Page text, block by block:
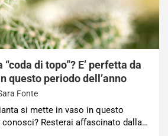
di topo”? E’ perfetta da
questo periodo dell’anno
Fonte
si mette in vaso in questo
conosci? Resterai affascinato dalla…